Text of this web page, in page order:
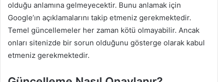
olduğu anlamına gelmeyecektir. Bunu anlamak için
Google’ın açıklamalarını takip etmeniz gerekmektedir.
Temel güncellemeler her zaman kötü olmayabilir. Ancak
onları sitenizde bir sorun olduğunu gösterge olarak kabul
etmeniz gerekmektedir.